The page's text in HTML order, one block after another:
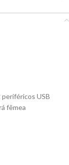
USB
fêmea